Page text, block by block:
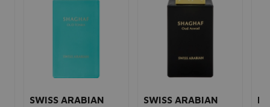
SWISS ARABIAN
SWISS ARABIAN